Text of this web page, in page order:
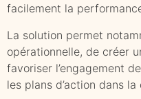
facilement la
La solution permet
opérationnelle, de créer
favoriser l’engagement
les plans d’action dans la